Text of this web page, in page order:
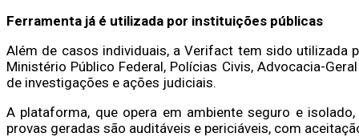
Ferramenta já é utilizada por instituições públicas
Além de casos individuais, a Verifact tem sido utilizada
Ministério Público Federal, Polícias Civis, Advocacia-
de investigações e ações judiciais.
A plataforma, que opera em ambiente seguro e
provas geradas são auditáveis e periciáveis, com